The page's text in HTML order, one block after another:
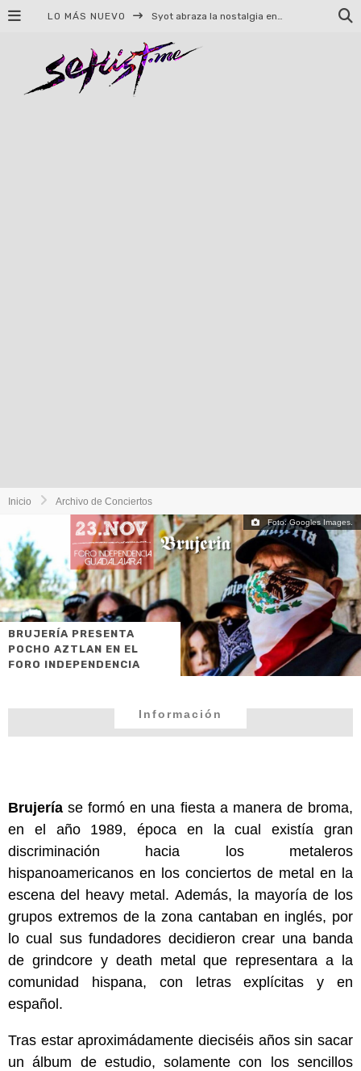
LO MÁS NUEVO Helloween celebrará 40 años de historia con conciertos en Ciudad de México y Guadalajara
Inicio Archivo de Conciertos
Foto: Googles Images.
BRUJERÍA PRESENTA
POCHO AZTLAN EN EL
FORO INDEPENDENCIA
Información
Brujería se formó en una fiesta a manera de broma,
en el año 1989, época en la cual existía gran
discriminación hacia los metaleros
hispanoamericanos en los conciertos de metal en la
escena del heavy metal. Además, la mayoría de los
grupos extremos de la zona cantaban en inglés, por
lo cual sus fundadores decidieron crear una banda
de grindcore y death metal que representara a la
comunidad hispana, con letras explícitas y en
español.
Tras estar aproximádamente dieciséis años sin sacar
un álbum de estudio, solamente con los sencillos